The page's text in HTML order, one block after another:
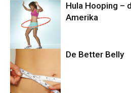
Hula Hooping –
Amerika
De Better Belly